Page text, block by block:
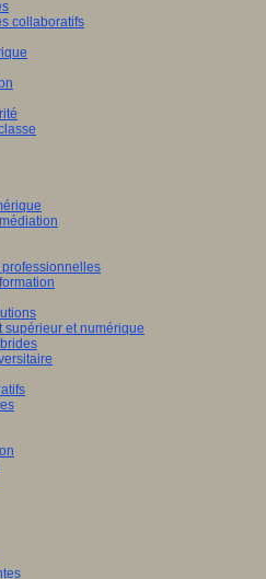
collaboratifs
supérieur et numérique